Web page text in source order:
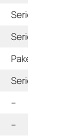
Serie
Serie
Paket
Serie
–
–